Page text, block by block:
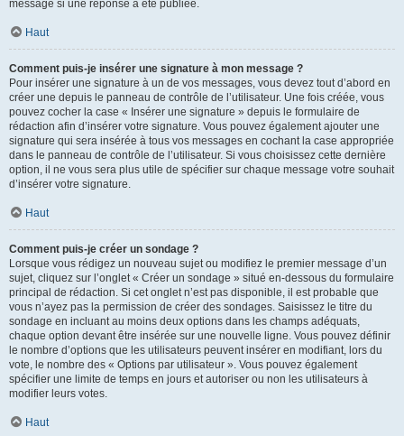
message si une réponse a été publiée.
Haut
Comment puis-je insérer une signature à mon message ?
Pour insérer une signature à un de vos messages, vous devez tout d’abord en
créer une depuis le panneau de contrôle de l’utilisateur. Une fois créée, vous
pouvez cocher la case « Insérer une signature » depuis le formulaire de
rédaction afin d’insérer votre signature. Vous pouvez également ajouter une
signature qui sera insérée à tous vos messages en cochant la case appropriée
dans le panneau de contrôle de l’utilisateur. Si vous choisissez cette dernière
option, il ne vous sera plus utile de spécifier sur chaque message votre souhait
d’insérer votre signature.
Haut
Comment puis-je créer un sondage ?
Lorsque vous rédigez un nouveau sujet ou modifiez le premier message d’un
sujet, cliquez sur l’onglet « Créer un sondage » situé en-dessous du formulaire
principal de rédaction. Si cet onglet n’est pas disponible, il est probable que
vous n’ayez pas la permission de créer des sondages. Saisissez le titre du
sondage en incluant au moins deux options dans les champs adéquats,
chaque option devant être insérée sur une nouvelle ligne. Vous pouvez définir
le nombre d’options que les utilisateurs peuvent insérer en modifiant, lors du
vote, le nombre des « Options par utilisateur ». Vous pouvez également
spécifier une limite de temps en jours et autoriser ou non les utilisateurs à
modifier leurs votes.
Haut